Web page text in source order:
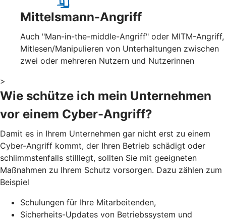
Mittelsmann-Angriff
Auch "Man-in-the-middle-Angriff" oder MITM-Angriff,
Mitlesen/Manipulieren von Unterhaltungen zwischen
zwei oder mehreren Nutzern und Nutzerinnen
>
Wie schütze ich mein Unternehmen
vor einem Cyber-Angriff?
Damit es in Ihrem Unternehmen gar nicht erst zu einem
Cyber-Angriff kommt, der Ihren Betrieb schädigt oder
schlimmstenfalls stilllegt, sollten Sie mit geeigneten
Maßnahmen zu Ihrem Schutz vorsorgen. Dazu zählen zum
Beispiel
Schulungen für Ihre Mitarbeitenden,
Sicherheits-Updates von Betriebssystem und